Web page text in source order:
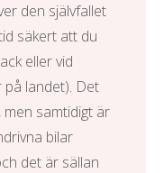
den självfallet
säkert att du
eller vid
landet). Det
samtidigt är
bilar
det är sällan